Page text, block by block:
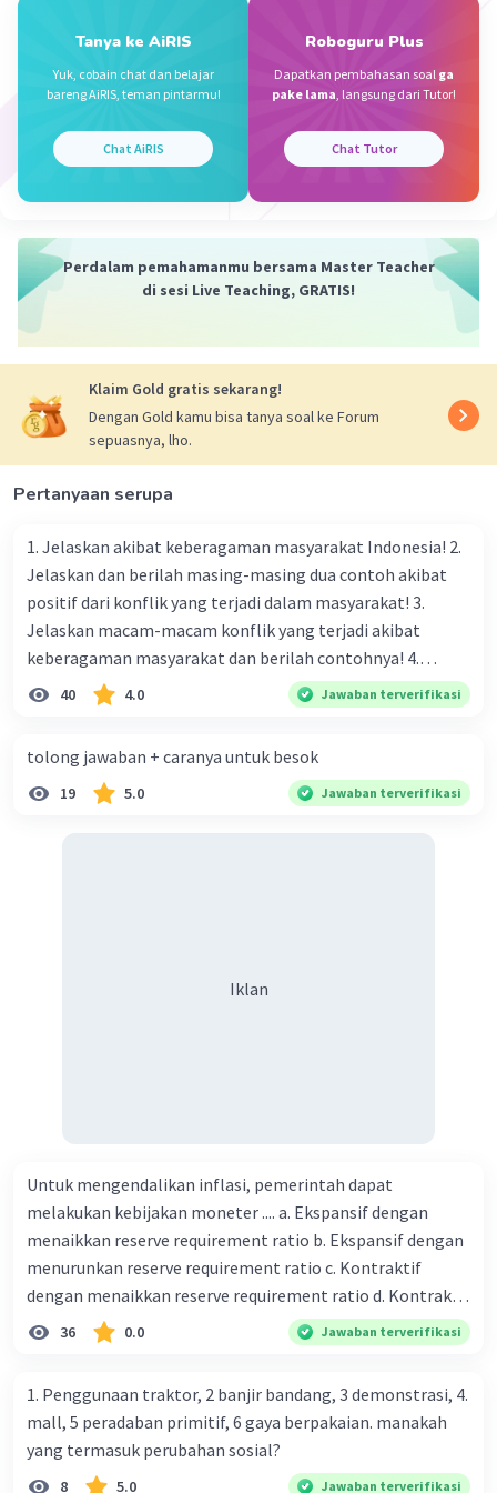
Beri Rating·0.0(0 Balas
Tanya ke AiRIS
Yuk, cobain chat dan belajar
bareng AiRIS, teman pintarmu!
Chat AiRIS
Roboguru Plus
Dapatkan pembahasan soal ga
pake lama, langsung dari Tutor!
Chat Tutor
Perdalam pemahamanmu bersama Master Teacher
di sesi Live Teaching, GRATIS!
Klaim Gold gratis sekarang!
Dengan Gold kamu bisa tanya soal ke Forum
sepuasnya, lho.
Pertanyaan serupa
1. Jelaskan akibat keberagaman masyarakat Indonesia! 2.
Jelaskan dan berilah masing-masing dua contoh akibat
positif dari konflik yang terjadi dalam masyarakat! 3.
Jelaskan macam-macam konflik yang terjadi akibat
keberagaman masyarakat dan berilah contohnya! 4.
Mengapa dalam masyarakat yang memiliki keberagaman
bahasa, dan budaya. Berdasarkan pernyataan tersebut,
apa yang dapat kalian lakukan untuk menjaga
40 4.0 Jawaban terverifikasi
tolong jawaban + caranya untuk besok
19 5.0 Jawaban terverifikasi
Iklan
Untuk mengendalikan inflasi, pemerintah dapat
melakukan kebijakan moneter .... a. Ekspansif dengan
menaikkan reserve requirement ratio b. Ekspansif dengan
menurunkan reserve requirement ratio c. Kontraktif
dengan menaikkan reserve requirement ratio d. Kontraktif
dengan menurunkan reserve requirement ratio e.
Ekspansif dengan menaikkan tingkat diskonto Bila Bank
ceteris paribus maka .... a. Menimbulkan inflasi di mana
bentuk kurva jumlah uang beredar (penawaran uang) naik
dari kiri bawah ke kanan atas b. Menimbulkan deflasi di
36 0.0 Jawaban terverifikasi
1. Penggunaan traktor, 2 banjir bandang, 3 demonstrasi, 4.
mall, 5 peradaban primitif, 6 gaya berpakaian. manakah
yang termasuk perubahan sosial?
8 5.0 Jawaban terverifikasi